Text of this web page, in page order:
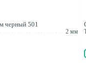
черный 501
2 мм